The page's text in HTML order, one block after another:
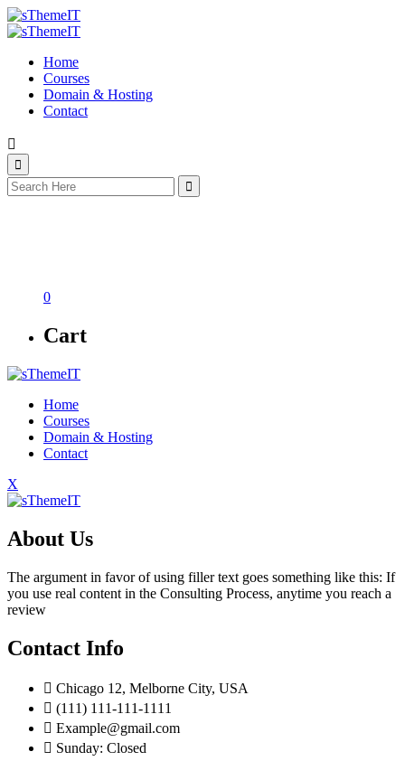
Home
Courses
Domain & Hosting
Contact
0
Cart
Home
Courses
Domain & Hosting
Contact
X
About Us
The argument in favor of using filler text goes something like this: If
you use real content in the Consulting Process, anytime you reach a
review
Contact Info
Chicago 12, Melborne City, USA
(111) 111-111-1111
Example@gmail.com
Sunday: Closed